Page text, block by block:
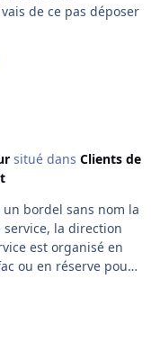
de ce pas déposer
situé dans Clients de
bordel sans nom la
la direction
est organisé en
ou en réserve pour
la direction a